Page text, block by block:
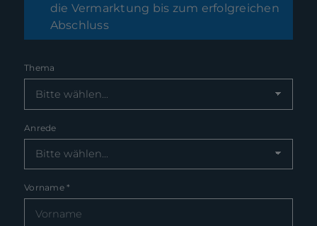
die Vermarktung bis zum erfolgreichen
Abschluss
Thema
Anrede
Vorname*